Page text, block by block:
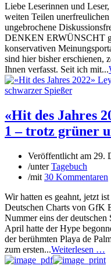
Liebe Leserinnen und
weiten Teilen
ungebrochene
DENKEN ERWÜNSCHT
konservativen
sind hier bisher erschienen,
Ihnen verfasst. Seit ich mit...
«Hit des Jahres
1 – trotz grüner
Veröffentlicht am 29.
/unterTagebuch
/mit 30 Kommentaren
Wir hatten es geahnt, jetzt
Deutschen Charts von GfK
Nummer eins der deutschen
April hatte der Hype
der berühmten Playa de
zum ersten...Weiterlesen …